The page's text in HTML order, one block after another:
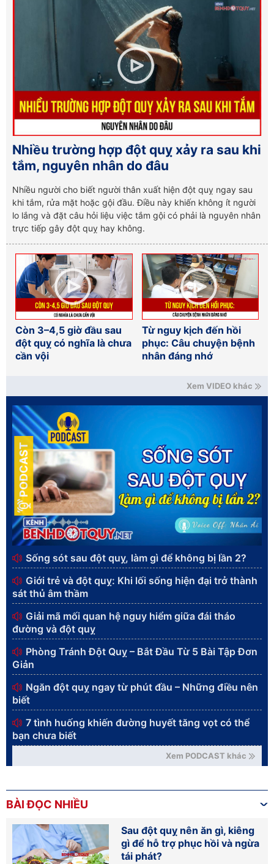
Nhiều trường hợp đột quỵ xảy ra sau khi
tắm, nguyên nhân do đâu
Nhiều người cho biết người thân xuất hiện đột quỵ ngay sau
khi tắm, rửa mặt hoặc gội đầu. Điều này khiến không ít người
lo lắng và đặt câu hỏi liệu việc tắm gội có phải là nguyên nhân
trực tiếp gây đột quỵ hay không.
Còn 3–4,5 giờ đầu sau
đột quỵ có nghĩa là chưa
cần vội
Từ nguy kịch đến hồi
phục: Câu chuyện bệnh
nhân đáng nhớ
Xem VIDEO khác
PODCAST
Sống sót sau đột quỵ, làm gì để không bị lần 2?
Giới trẻ và đột quỵ: Khi lối sống hiện đại trở thành
sát thủ âm thầm
Giải mã mối quan hệ nguy hiểm giữa đái tháo
đường và đột quỵ
Phòng Tránh Đột Quỵ – Bắt Đầu Từ 5 Bài Tập Đơn
Giản
Ngăn đột quỵ ngay từ phút đầu – Những điều nên
biết
7 tình huống khiến đường huyết tăng vọt có thể
bạn chưa biết
Xem PODCAST khác
BÀI ĐỌC NHIỀU
Sau đột quỵ nên ăn gì, kiêng
gì để hỗ trợ phục hồi và ngừa
tái phát?